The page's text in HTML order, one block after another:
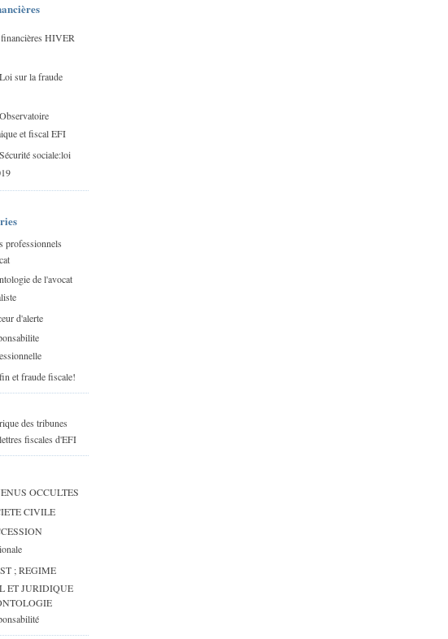
HIVER
Loi sur la fraude
Observatoire
et fiscal EFI
Sécurité sociale:loi
professionnels
de l'avocat
d'alerte
et fraude fiscale!
des tribunes
fiscales d'EFI
OCCULTES
CIVILE
; REGIME
ET JURIDIQUE